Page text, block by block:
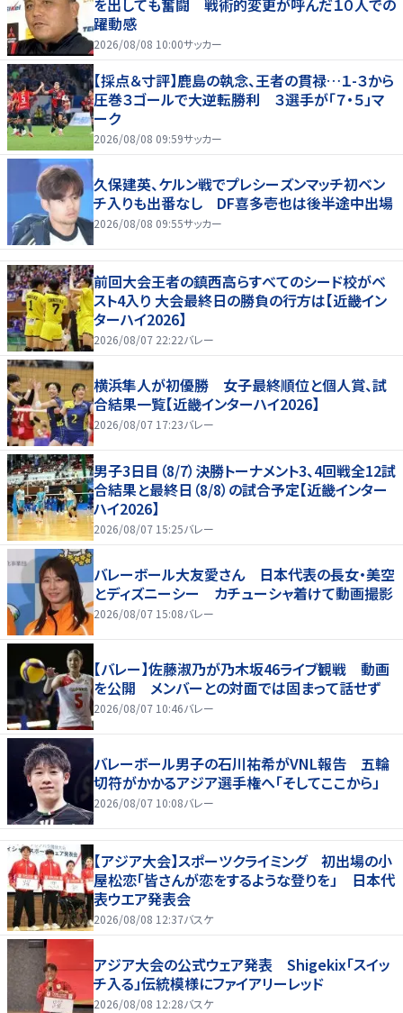
を出しても奮闘 戦術的変更が呼んだ１０人での
躍動感
2026/08/08 10:00サッカー
【採点＆寸評】鹿島の執念、王者の貫禄…１-３から
圧巻３ゴールで大逆転勝利 ３選手が「７・５」マ
ーク
2026/08/08 09:59サッカー
久保建英、ケルン戦でプレシーズンマッチ初ベン
チ入りも出番なし DF喜多壱也は後半途中出場
2026/08/08 09:55サッカー
前回大会王者の鎮西高らすべてのシード校がベ
スト4入り 大会最終日の勝負の行方は【近畿イン
ターハイ2026】
2026/08/07 22:22バレー
横浜隼人が初優勝 女子最終順位と個人賞、試
合結果一覧【近畿インターハイ2026】
2026/08/07 17:23バレー
男子3日目（8/7）決勝トーナメント3、4回戦全12試
合結果と最終日（8/8）の試合予定【近畿インター
ハイ2026】
2026/08/07 15:25バレー
バレーボール大友愛さん 日本代表の長女・美空
とディズニーシー カチューシャ着けて動画撮影
2026/08/07 15:08バレー
【バレー】佐藤淑乃が乃木坂46ライブ観戦 動画
を公開 メンバーとの対面では固まって話せず
2026/08/07 10:46バレー
バレーボール男子の石川祐希がVNL報告 五輪
切符がかかるアジア選手権へ「そしてここから」
2026/08/07 10:08バレー
【アジア大会】スポーツクライミング 初出場の小
屋松恋「皆さんが恋をするような登りを」 日本代
表ウエア発表会
2026/08/08 12:37バスケ
アジア大会の公式ウェア発表 Shigekix「スイッ
チ入る」伝統模様にファイアリーレッド
2026/08/08 12:28バスケ